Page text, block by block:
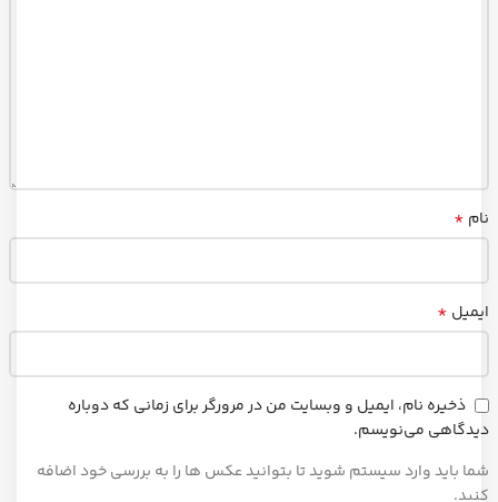
نام *
ایمیل *
ذخیره نام، ایمیل و وبسایت من در مرورگر برای زمانی که دوباره
دیدگاهی می‌نویسم.
شما باید وارد سیستم شوید تا بتوانید عکس ها را به بررسی خود اضافه
کنید.